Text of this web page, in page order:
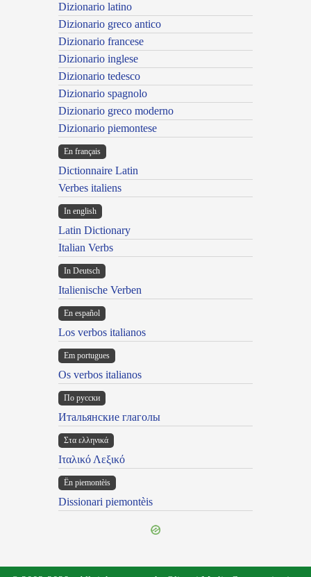
Dizionario latino
Dizionario greco antico
Dizionario francese
Dizionario inglese
Dizionario tedesco
Dizionario spagnolo
Dizionario greco moderno
Dizionario piemontese
En français
Dictionnaire Latin
Verbes italiens
In english
Latin Dictionary
Italian Verbs
In Deutsch
Italienische Verben
En español
Los verbos italianos
Em portugues
Os verbos italianos
По русски
Итальянские глаголы
Στα ελληνικά
Ιταλικό Λεξικό
Ën piemontèis
Dissionari piemontèis